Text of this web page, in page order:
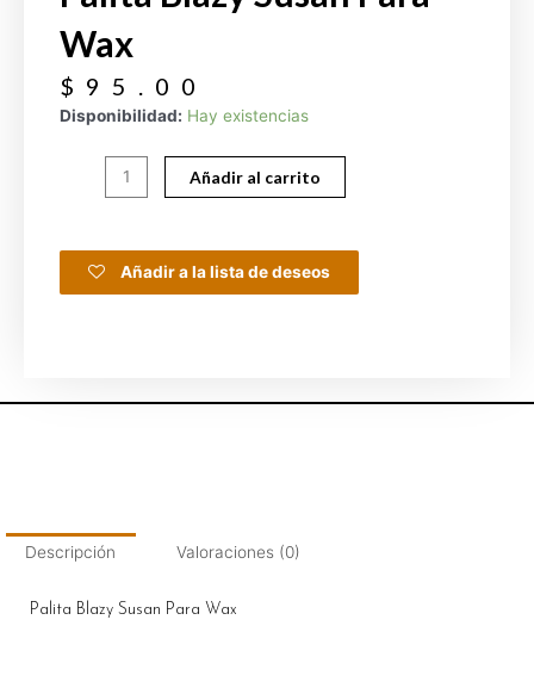
Wax
$ 95.00
Disponibilidad: Hay existencias
Añadir al carrito
Añadir a la lista de deseos
Descripción Valoraciones (0)
Palita Blazy Susan Para Wax